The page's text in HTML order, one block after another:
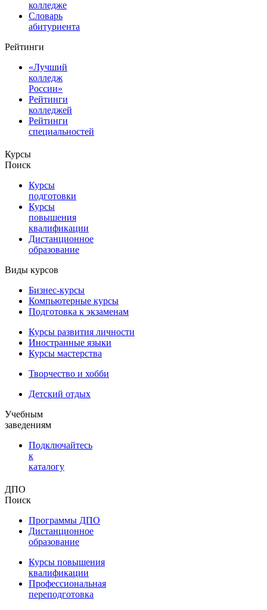
колледже
Словарь
абитуриента
Рейтинги
«Лучший
колледж
России»
Рейтинги
колледжей
Рейтинги
специальностей
Курсы
Поиск
Курсы
подготовки
Курсы
повышения
квалификации
Дистанционное
образование
Виды курсов
Бизнес-курсы
Компьютерные курсы
Подготовка к экзаменам
Курсы развития личности
Иностранные языки
Курсы мастерства
Творчество и хобби
Детский отдых
Учебным
заведениям
Подключайтесь
к
каталогу
ДПО
Поиск
Программы ДПО
Дистанционное
образование
Курсы повышения
квалификации
Профессиональная
переподготовка